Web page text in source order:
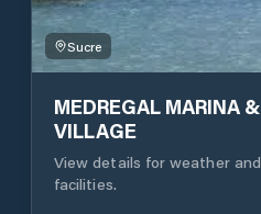
Sucre
MEDREGAL MARINA &
VILLAGE
View details for weather and
facilities.